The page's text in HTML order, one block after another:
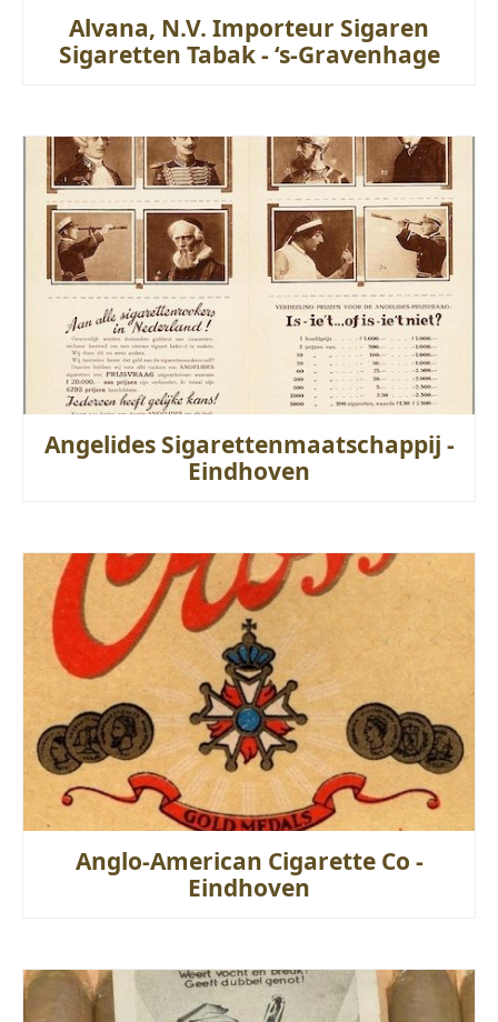
Alvana, N.V. Importeur Sigaren
Sigaretten Tabak - ‘s-Gravenhage
Angelides Sigarettenmaatschappij -
Eindhoven
Anglo-American Cigarette Co -
Eindhoven